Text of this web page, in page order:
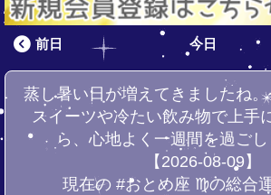
前日 今日
蒸し暑い日が増えてきましたね
スイーツや冷たい飲み物で上手
ら、心地よく一週間を過ご
【2026-08-09】
現在の #おとめ座 ♍の総合